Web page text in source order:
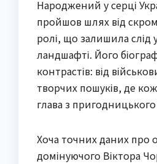
Народжений у серці
пройшов шлях від
ролі, що залишила слід
ландшафті. Його
контрастів: від
творчих пошуків, де
глава з
Хоча точних даних про
домінуючого Віктора